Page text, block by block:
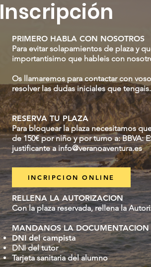
Inscripción
PRIMERO HABLA CON NOSOTROS
Para evitar solapamientos de plaza y
importantisimo que hableis con
Os llamaremos para contactar con
resolver las dudas iniciales que
RESERVA TU PLAZA
Para bloquear la plaza necesitamos
de 150€ por niño y por turno a:BBVA:
justificante a info@veranoaventura.es
RELLENA LA AUTORIZACION
Con la plaza reservada, rellena la
MANDANOS LA DOCUMENTACION
DNI del campista
DNI del tutor
Tarjeta sanitaria del alumno
INCRIPCION ONLINE